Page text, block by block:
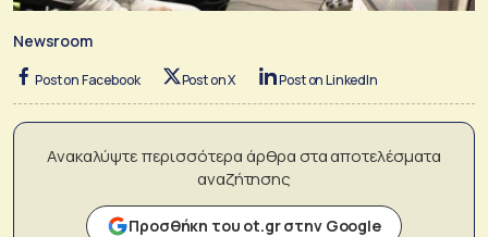
Newsroom
Post on Facebook Post on X Post on LinkedIn
Ανακαλύψτε περισσότερα άρθρα στα αποτελέσματα
αναζήτησης
Προσθήκη του ot.gr στην Google